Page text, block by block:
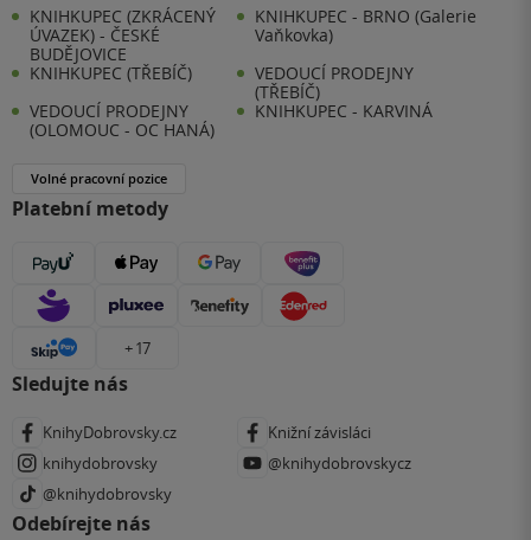
KNIHKUPEC (ZKRÁCENÝ
ÚVAZEK) - ČESKÉ
BUDĚJOVICE
KNIHKUPEC - BRNO (Galerie
Vaňkovka)
KNIHKUPEC (TŘEBÍČ)
VEDOUCÍ PRODEJNY
(TŘEBÍČ)
VEDOUCÍ PRODEJNY
(OLOMOUC - OC HANÁ)
KNIHKUPEC - KARVINÁ
Volné pracovní pozice
Platební metody
+ 17
Sledujte nás
KnihyDobrovsky.cz
Knižní závisláci
knihydobrovsky
@knihydobrovskycz
@knihydobrovsky
Odebírejte nás